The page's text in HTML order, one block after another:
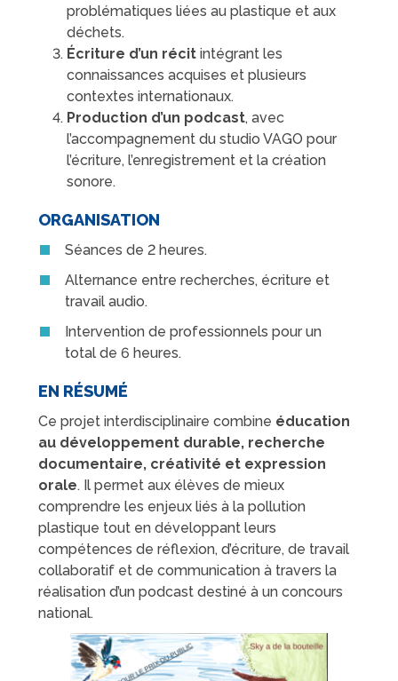
problématiques liées au plastique et aux
déchets.
Écriture d’un récit intégrant les
connaissances acquises et plusieurs
contextes internationaux.
Production d’un podcast, avec
l’accompagnement du studio VAGO pour
l’écriture, l’enregistrement et la création
sonore.
ORGANISATION
Séances de 2 heures.
Alternance entre recherches, écriture et
travail audio.
Intervention de professionnels pour un
total de 6 heures.
EN RÉSUMÉ
Ce projet interdisciplinaire combine éducation
au développement durable, recherche
documentaire, créativité et expression
orale. Il permet aux élèves de mieux
comprendre les enjeux liés à la pollution
plastique tout en développant leurs
compétences de réflexion, d’écriture, de travail
collaboratif et de communication à travers la
réalisation d’un podcast destiné à un concours
national.